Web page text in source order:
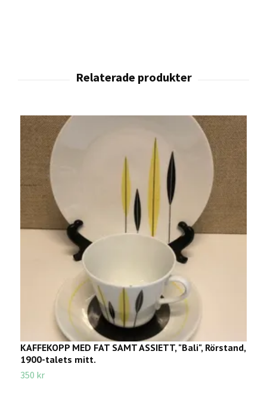
KAFFEKOPP MED FAT SAMT ASSIETT, "Bali", Rörstand,
1900-talets mitt.
350 kr